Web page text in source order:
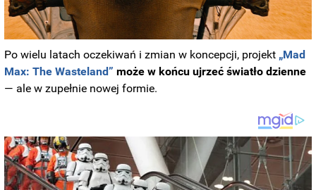
Po wielu latach oczekiwań i zmian w koncepcji, projekt „Mad
Max: The Wasteland” może w końcu ujrzeć światło dzienne
— ale w zupełnie nowej formie.